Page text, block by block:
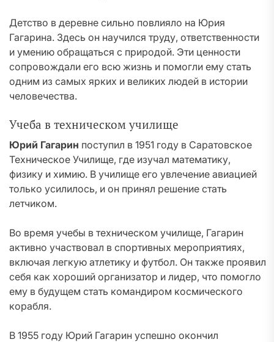
Детство в деревне сильно повлияло на Юрия
Гагарина. Здесь он научился труду, ответственности
и умению обращаться с природой. Эти ценности
сопровождали его всю жизнь и помогли ему стать
одним из самых ярких и великих людей в истории
человечества.
Учеба в техническом училище
Юрий Гагарин поступил в 1951 году в Саратовское
Техническое Училище, где изучал математику,
физику и химию. В училище его увлечение авиацией
только усилилось, и он принял решение стать
летчиком.
Во время учебы в техническом училище, Гагарин
активно участвовал в спортивных мероприятиях,
включая легкую атлетику и футбол. Он также проявил
себя как хороший организатор и лидер, что помогло
ему в будущем стать командиром космического
корабля.
В 1955 году Юрий Гагарин успешно окончил